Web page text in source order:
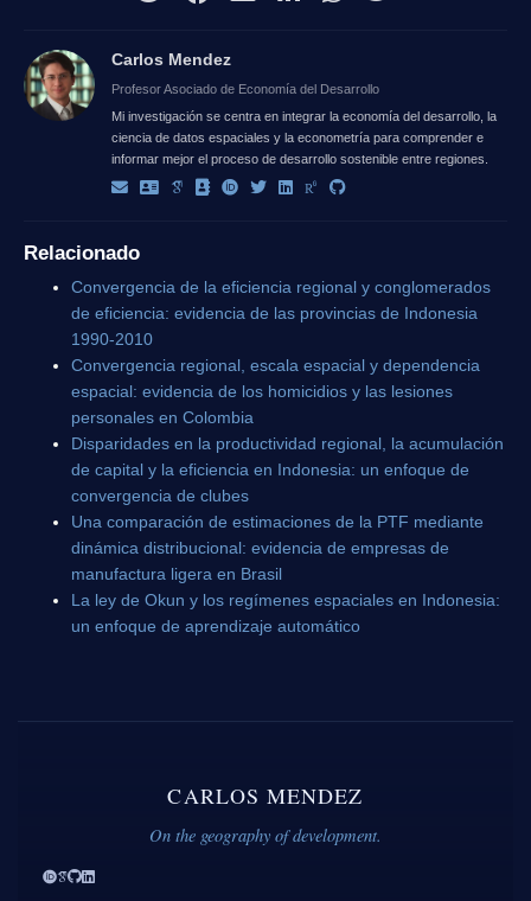
Carlos Mendez
Profesor Asociado de Economía del Desarrollo
Mi investigación se centra en integrar la economía del desarrollo, la
ciencia de datos espaciales y la econometría para comprender e
informar mejor el proceso de desarrollo sostenible entre regiones.
Relacionado
Convergencia de la eficiencia regional y conglomerados
de eficiencia: evidencia de las provincias de Indonesia
1990-2010
Convergencia regional, escala espacial y dependencia
espacial: evidencia de los homicidios y las lesiones
personales en Colombia
Disparidades en la productividad regional, la acumulación
de capital y la eficiencia en Indonesia: un enfoque de
convergencia de clubes
Una comparación de estimaciones de la PTF mediante
dinámica distribucional: evidencia de empresas de
manufactura ligera en Brasil
La ley de Okun y los regímenes espaciales en Indonesia:
un enfoque de aprendizaje automático
CARLOS MENDEZ
On the geography of development.